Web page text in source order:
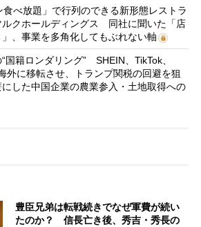
食べ放題」で行列のできる新形態レストラ
ルクホールディングス 同社に聞いた「店
、事業を多角化してもぶれない軸
国籍ロンダリング” SHEIN、TikTok、
外に移転させ、トランプ関税の回避を狙
した中国企業の農業参入・土地取得への
豊臣兄弟は転戦続きでなぜ軍費が続い
たのか？ 信長亡き後、秀吉・秀長の